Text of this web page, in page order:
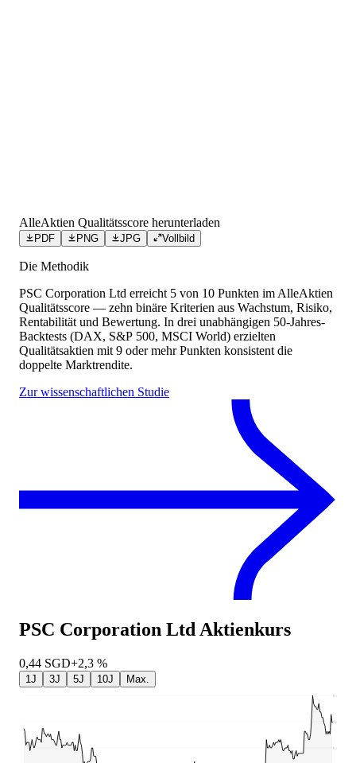
AlleAktien Qualitätsscore herunterladen
PDF PNG JPG Vollbild
Die Methodik
PSC Corporation Ltd erreicht 5 von 10 Punkten im AlleAktien
Qualitätsscore — zehn binäre Kriterien aus Wachstum, Risiko,
Rentabilität und Bewertung. In drei unabhängigen 50-Jahres-
Backtests (DAX, S&P 500, MSCI World) erzielten
Qualitätsaktien mit 9 oder mehr Punkten konsistent die
doppelte Marktrendite.
Zur wissenschaftlichen Studie
PSC Corporation Ltd Aktienkurs
0,44 SGD+2,3 %
1J 3J 5J 10J Max.
0,4
0,44
0,49